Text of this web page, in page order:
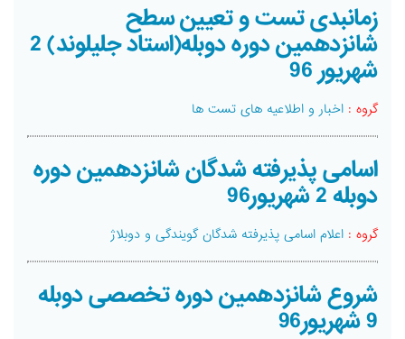
زمانبدی تست و تعیین سطح
شانزدهمین دوره دوبله(استاد جلیلوند) 2
شهریور 96
گروه : اخبار و اطلاعیه های تست ها
اسامی پذیرفته شدگان شانزدهمین دوره
دوبله 2 شهریور96
گروه : اعلام اسامی پذیرفته شدگان گویندگی و دوبلاژ
شروع شانزدهمین دوره تخصصی دوبله
9 شهریور96